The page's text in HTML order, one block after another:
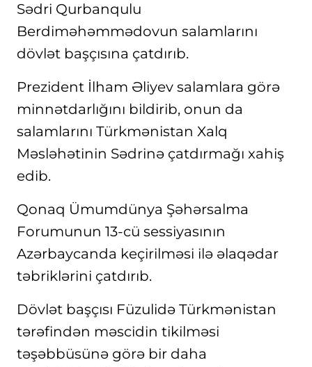
Sədri Qurbanqulu
Berdiməhəmmədovun salamlarını
dövlət başçısına çatdırıb.
Prezident İlham Əliyev salamlara görə
minnətdarlığını bildirib, onun da
salamlarını Türkmənistan Xalq
Məsləhətinin Sədrinə çatdırmağı xahiş
edib.
Qonaq Ümumdünya Şəhərsalma
Forumunun 13-cü sessiyasının
Azərbaycanda keçirilməsi ilə əlaqədar
təbriklərini çatdırıb.
Dövlət başçısı Füzulidə Türkmənistan
tərəfindən məscidin tikilməsi
təşəbbüsünə görə bir daha